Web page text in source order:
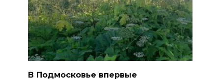
В Подмосковье впервые